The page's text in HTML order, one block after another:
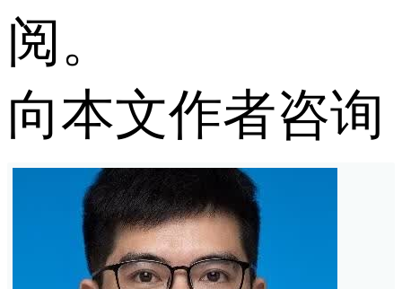
阅。
向本文作者咨询